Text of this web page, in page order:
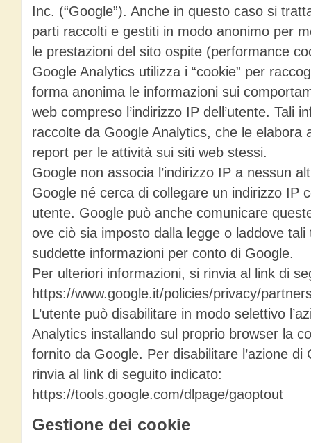
Inc. (“Google”). Anche in questo caso si
parti raccolti e gestiti in modo anonimo per
le prestazioni del sito ospite (performance
Google Analytics utilizza i “cookie” per
forma anonima le informazioni sui
web compreso l’indirizzo IP dell’utente. Tali
raccolte da Google Analytics, che le elabora
report per le attività sui siti web stessi.
Google non associa l’indirizzo IP a nessun
Google né cerca di collegare un indirizzo IP
utente. Google può anche comunicare
ove ciò sia imposto dalla legge o laddove
suddette informazioni per conto di Google.
Per ulteriori informazioni, si rinvia al link di
https://www.google.it/policies/privacy/
L’utente può disabilitare in modo selettivo
Analytics installando sul proprio browser la
fornito da Google. Per disabilitare l’azione di
rinvia al link di seguito indicato:
https://tools.google.com/dlpage/gaoptout
Gestione dei cookie